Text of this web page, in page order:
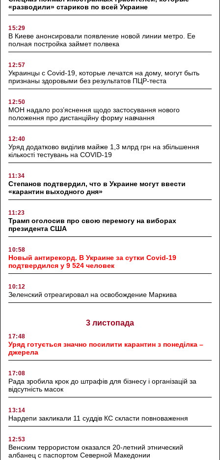
«разводили» стариков по всей Украине
15:29
В Киеве анонсировали появление новой линии метро. Ее
полная постройка займет полвека
12:57
Украинцы с Covid-19, которые лечатся на дому, могут быть
признаны здоровыми без результатов ПЦР-теста
12:50
МОН надало роз’яснення щодо застосування нового
положення про дистанційну форму навчання
12:40
Уряд додатково виділив майже 1,3 млрд грн на збільшення
кількості тестувань на COVID-19
11:34
Степанов подтвердил, что в Украине могут ввести
«карантин выходного дня»
11:23
Трамп оголосив про свою перемогу на виборах
президента США
10:58
Новый антирекорд. В Украине за сутки Covid-19
подтвердился у 9 524 человек
10:12
Зеленский отреагировал на освобождение Маркива
3 листопада
17:48
Уряд готується значно посилити карантин з понеділка –
джерела
17:08
Рада зробила крок до штрафів для бізнесу і організацій за
відсутність масок
13:14
Нардепи закликали 11 суддів КС скласти повноваження
12:53
Венским террористом оказался 20-летний этнический
албанец с паспортом Северной Македонии